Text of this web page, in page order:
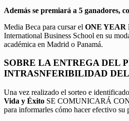
Además se premiará a 5 ganadores,
Media Beca para cursar el ONE YEAR
International Business School en su
académica en Madrid o Panamá.
SOBRE LA ENTREGA DEL
INTRASNFERIBILIDAD
Una vez realizado el sorteo e
Vida y Éxito SE COMUNICARÁ
para informarles cómo hacer efectivo su